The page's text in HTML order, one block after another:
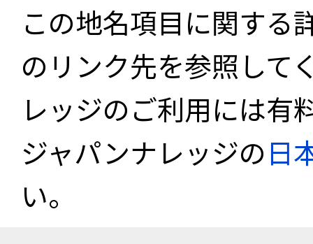
この地名項目に関する
のリンク先を参照して
レッジのご利用には有
ジャパンナレッジの日
い。